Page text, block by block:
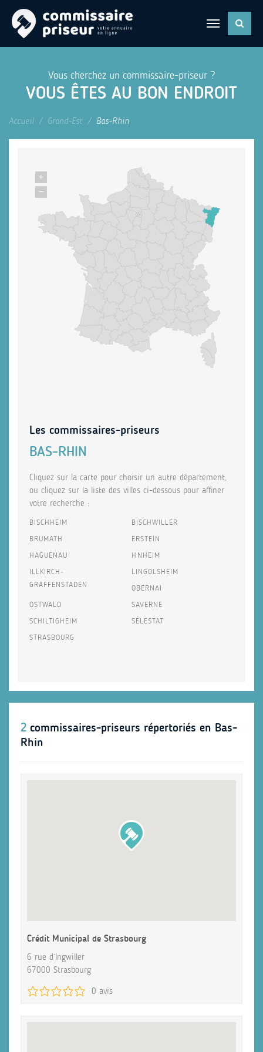
Vous cherchez un commissaire-priseur ?
VOUS ÊTES AU BON ENDROIT
Accueil Grand-Est Bas-Rhin
+
−
Les commissaires-priseurs
BAS-RHIN
Cliquez sur la carte pour choisir un autre département,
ou cliquez sur la liste des villes ci-dessous pour affiner
votre recherche :
BISCHHEIM
BISCHWILLER
BRUMATH
ERSTEIN
HAGUENAU
HNHEIM
ILLKIRCH-
GRAFFENSTADEN
LINGOLSHEIM
OBERNAI
OSTWALD
SAVERNE
SCHILTIGHEIM
SÉLESTAT
STRASBOURG
2 commissaires-priseurs répertoriés en Bas-
Rhin
Crédit Municipal de Strasbourg
6 rue d’Ingwiller
67000 Strasbourg
0 avis